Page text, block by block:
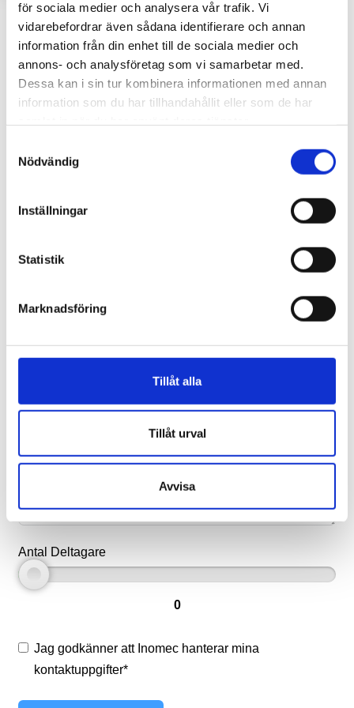
för sociala medier och analysera vår trafik. Vi
vidarebefordrar även sådana identifierare och annan
information från din enhet till de sociala medier och
annons- och analysföretag som vi samarbetar med.
Dessa kan i sin tur kombinera informationen med annan
information som du har tillhandahållit eller som de har
Nödvändig
Inställningar
Statistik
Marknadsföring
Tillåt alla
Tillåt urval
Avvisa
Skicka utbildningsförfrågan
Vilken utbildning är du intresserad av?
Efternamn
Telefonnummer
Antal Deltagare
0
Jag godkänner att Inomec hanterar mina
kontaktuppgifter*